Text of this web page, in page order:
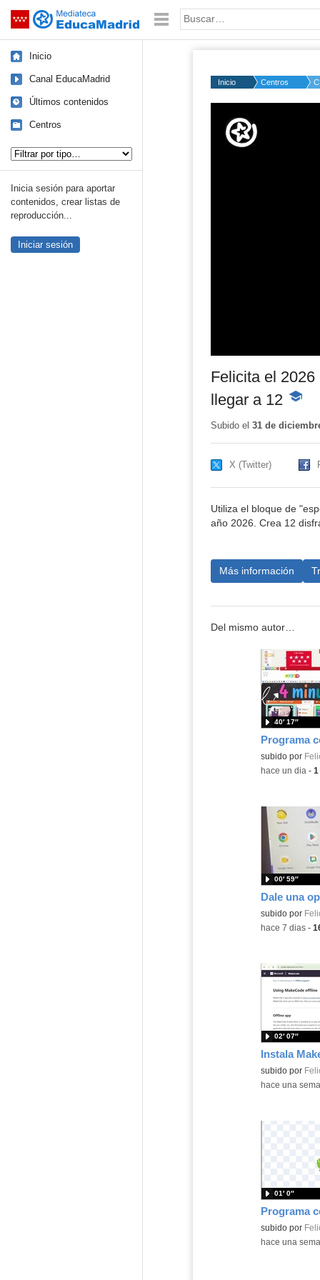
Saltar navegación Palabra o frase:
Inicio
Canal EducaMadrid
Últimos contenidos
Centros
Inicia sesión para aportar
contenidos, crear listas de
reproducción...
Iniciar sesión
Inicio Centros
50%
Felicita el
llegar a 12
-
Subido el 31 de
X (Twitter)
Utiliza el bloque de
año 2026. Crea 12
Más información
Del mismo autor…
Contenido
subido por
40′ 17″
-hace un dia - 1
Contenido
subido por
00′ 59″
-hace 7 dias-
Contenido
subido por
02′ 07″
-hace una
Contenido
subido por
01′ 0″
-hace una